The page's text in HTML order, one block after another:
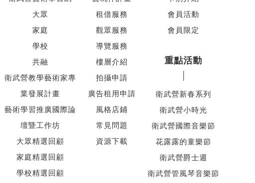
大眾
家庭
學校
共融
衛武營教學藝術家專
業發展計畫
藝術學習推廣國際論
壇暨工作坊
大眾精選回顧
家庭精選回顧
學校精選回顧
租借服務
觀眾服務
導覽服務
樓層介紹
拍攝申請
廣告租用申請
風格店鋪
常見問題
資源下載
會員活動
會員限定
重點活動
衛武營新春系列
衛武營小時光
衛武營國際音樂節
花露露的童樂節
衛武營爵士週
衛武營管風琴音樂節